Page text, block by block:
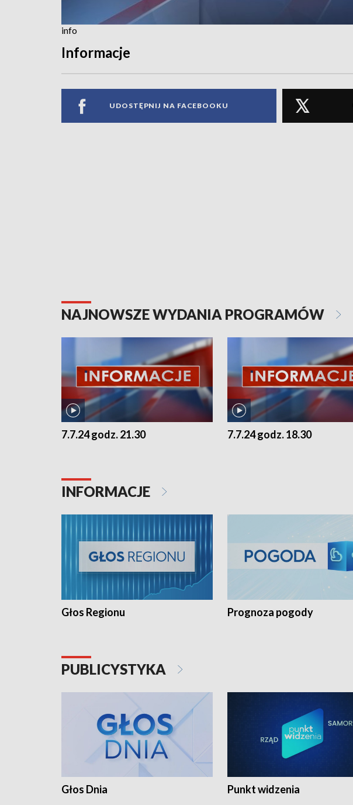
info
Informacje
UDOSTĘPNIJ NA FACEBOOKU
NAJNOWSZE WYDANIA PROGRAMÓW
7.7.24 godz. 21.30 7.7.24 godz. 18.30
INFORMACJE
Głos Regionu Prognoza pogody
PUBLICYSTYKA
Głos Dnia Punkt widzenia